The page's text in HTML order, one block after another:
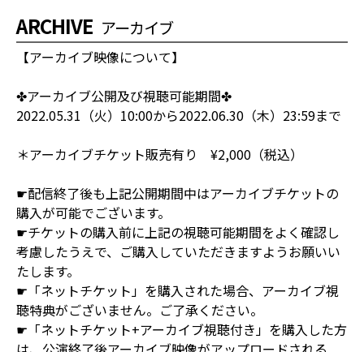
ARCHIVE アーカイブ
【アーカイブ映像について】
✤アーカイブ公開及び視聴可能期間✤
2022.05.31（火）10:00から2022.06.30（木）23:59まで
＊アーカイブチケット販売有り ¥2,000（税込）
☛配信終了後も上記公開期間中はアーカイブチケットの
購入が可能でございます。
☛チケットの購入前に上記の視聴可能期間をよく確認し
考慮したうえで、ご購入していただきますようお願いい
たします。
☛「ネットチケット」を購入された場合、アーカイブ視
聴特典がございません。ご了承ください。
☛「ネットチケット+アーカイブ視聴付き」を購入した方